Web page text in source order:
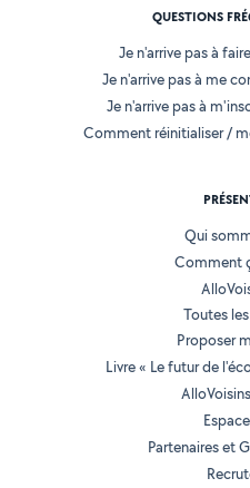
QUESTIONS
Je n'arrive pas à
Je n'arrive pas à me
Je n'arrive pas à
Comment réinitialiser /
Qui
Comment
Toutes
Proposer
Livre « Le futur de
Partenaires et